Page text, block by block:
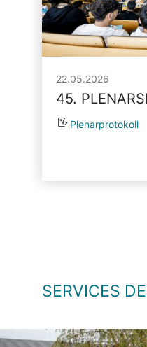
22.05.2026
45.
Plenarprotokoll
SERVICES